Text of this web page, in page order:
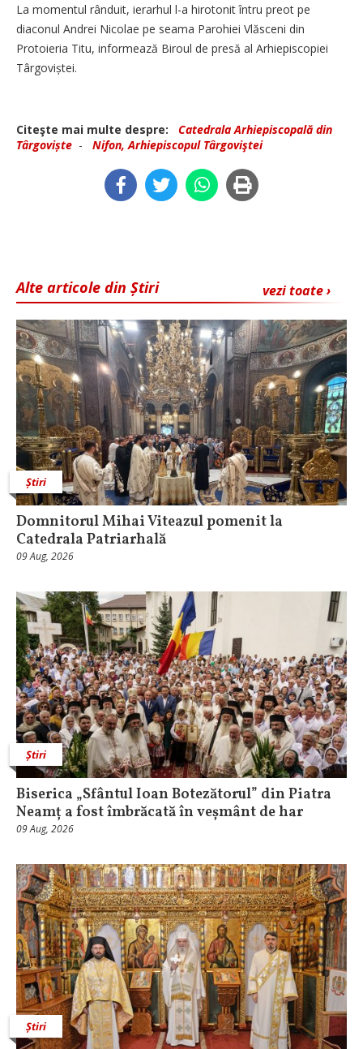
La momentul rânduit, ierarhul l-a hirotonit întru preot pe
diaconul Andrei Nicolae pe seama Parohiei Vlăsceni din
Protoieria Titu, informează Biroul de presă al Arhiepiscopiei
Târgoviștei.
Citeşte mai multe despre:
Catedrala Arhiepiscopală din
Târgoviște - Nifon, Arhiepiscopul Târgoviştei
vezi toate ›
Alte articole din Știri
Știri
Domnitorul Mihai Viteazul pomenit la
Catedrala Patriarhală
09 Aug, 2026
Știri
Biserica „Sfântul Ioan Botezătorul” din Piatra
Neamț a fost îmbrăcată în veșmânt de har
09 Aug, 2026
Știri